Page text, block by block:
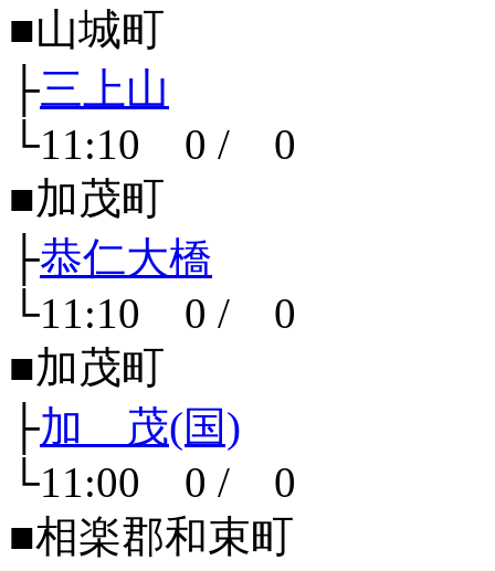
■山城町
├三上山
└11:10 0 / 0
■加茂町
├恭仁大橋
└11:10 0 / 0
■加茂町
├加 茂(国)
└11:00 0 / 0
■相楽郡和束町